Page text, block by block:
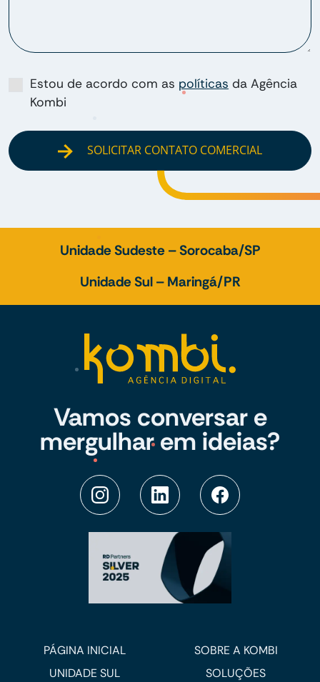
Estou de acordo com as políticas da Agência
Kombi
SOLICITAR CONTATO COMERCIAL
Unidade Sudeste – Sorocaba/SP
Unidade Sul – Maringá/PR
Vamos conversar e
mergulhar em ideias?
PÁGINA INICIAL
SOBRE A KOMBI
UNIDADE SUL
SOLUÇÕES